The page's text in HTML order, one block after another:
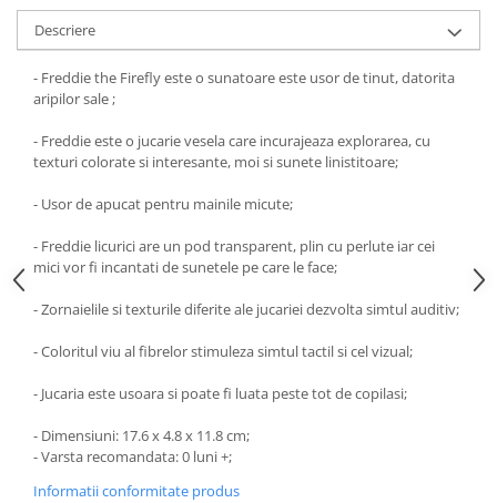
Descriere
- Freddie the Firefly este o sunatoare este usor de tinut, datorita
aripilor sale ;
- Freddie este o jucarie vesela care incurajeaza explorarea, cu
texturi colorate si interesante, moi si sunete linistitoare;
- Usor de apucat pentru mainile micute;
- Freddie licurici are un pod transparent, plin cu perlute iar cei
mici vor fi incantati de sunetele pe care le face;
- Zornaielile si texturile diferite ale jucariei dezvolta simtul auditiv;
- Coloritul viu al fibrelor stimuleza simtul tactil si cel vizual;
- Jucaria este usoara si poate fi luata peste tot de copilasi;
- Dimensiuni: 17.6 x 4.8 x 11.8 cm;
- Varsta recomandata:0 luni +;
Informatii conformitate produs